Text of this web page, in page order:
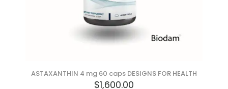
ASTAXANTHIN 4 mg 60 caps DESIGNS FOR HEALTH
$1,600.00